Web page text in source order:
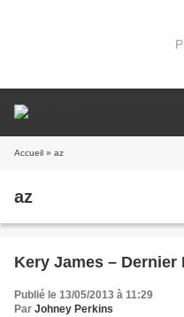
Accueil » az
az
Kery James – Dernier
Publié le 13/05/2013 à 11:29
Par Johney Perkins